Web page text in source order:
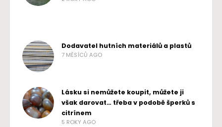
Dodavatel hutních materiálů a plastů
7 MĚSÍCŮ AGO
Lásku si nemůžete koupit, můžete ji
však darovat… třeba v podobě šperků s
citrínem
5 ROKY AGO